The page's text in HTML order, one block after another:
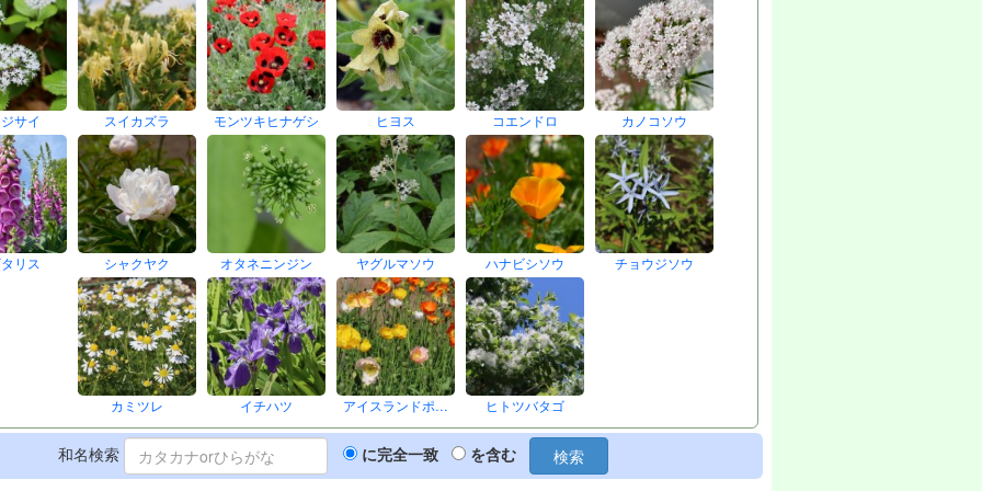
サイ スイカズラ モンツキヒナゲシ ヒヨス コエンドロ カノコソウ
リス シャクヤク オタネニンジン ヤグルマソウ ハナビシソウ チョウジソウ
カミツレ イチハツ アイスランドポ… ヒトツバタゴ
和名検索 に完全一致 を含む 検索